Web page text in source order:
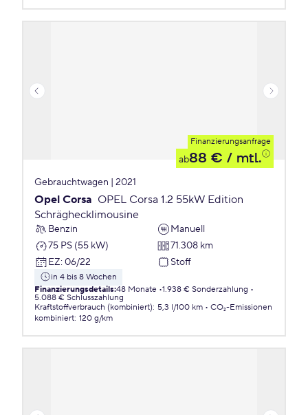
Finanzierungsanfrage
ab88 € / mtl.
Gebrauchtwagen | 2021
Opel Corsa OPEL Corsa 1.2 55kW Edition
Schräghecklimousine
Benzin
Manuell
75 PS (55 kW)
71.308 km
EZ: 06/22 Stoff
in 4 bis 8 Wochen
Finanzierungsdetails:48 Monate 1.938 € Sonderzahlung
5.088 € Schlusszahlung
Kraftstoffverbrauch (kombiniert): 5,3 l/100 km
CO₂-Emissionen
kombiniert: 120 g/km